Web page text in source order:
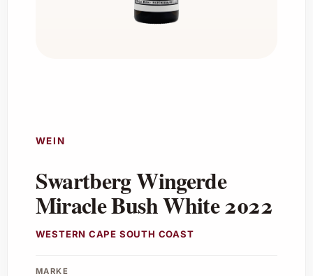
WEIN
Swartberg Wingerde
Miracle Bush White 2022
WESTERN CAPE SOUTH COAST
MARKE